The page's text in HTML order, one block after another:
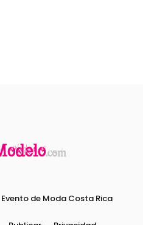
Evento de Moda Costa Rica